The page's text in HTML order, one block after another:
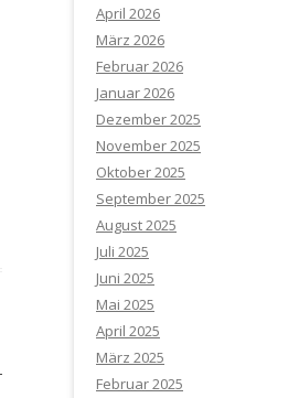
April 2026
März 2026
Februar 2026
Januar 2026
Dezember 2025
November 2025
Oktober 2025
September 2025
August 2025
Juli 2025
Juni 2025
Mai 2025
April 2025
März 2025
Februar 2025